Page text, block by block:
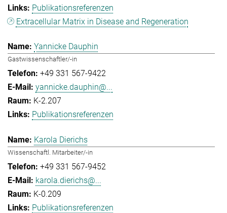
Publikationsreferenzen
Extracellular Matrix in Disease and Regeneration
Yannicke Dauphin
Gastwissenschaftler/-in
+49 331 567-9422
yannicke.dauphin@...
K-2.207
Publikationsreferenzen
Karola Dierichs
Wissenschaftl. Mitarbeiter/-in
+49 331 567-9452
karola.dierichs@...
K-0.209
Publikationsreferenzen